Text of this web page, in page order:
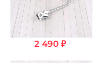
2 490 ₽